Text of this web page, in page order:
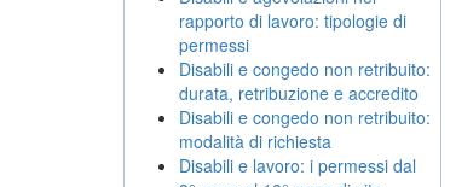
rapporto di lavoro: tipologie di
permessi
Disabili e congedo non retribuito:
durata, retribuzione e accredito
Disabili e congedo non retribuito:
modalità di richiesta
Disabili e lavoro: i permessi dal